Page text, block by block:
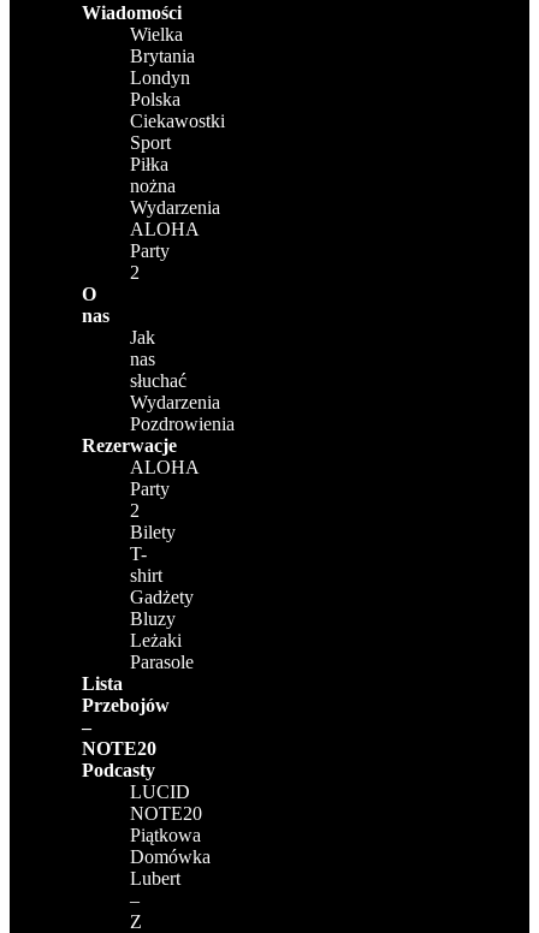
Wiadomości
Wielka
Brytania
Londyn
Polska
Ciekawostki
Sport
Piłka
nożna
Wydarzenia
ALOHA
Party
2
O
nas
Jak
nas
słuchać
Wydarzenia
Pozdrowienia
Rezerwacje
ALOHA
Party
2
Bilety
T-
shirt
Gadżety
Bluzy
Leżaki
Parasole
Lista
Przebojów
–
NOTE20
Podcasty
LUCID
NOTE20
Piątkowa
Domówka
Lubert
–
Z